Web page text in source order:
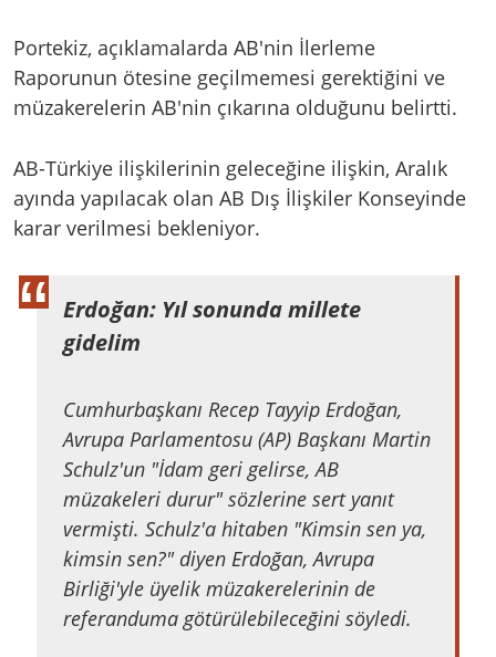
Portekiz, açıklamalarda AB'nin İlerleme
Raporunun ötesine geçilmemesi gerektiğini ve
müzakerelerin AB'nin çıkarına olduğunu belirtti.
AB-Türkiye ilişkilerinin geleceğine ilişkin, Aralık
ayında yapılacak olan AB Dış İlişkiler Konseyinde
karar verilmesi bekleniyor.
Erdoğan: Yıl sonunda millete
gidelim
Cumhurbaşkanı Recep Tayyip Erdoğan,
Avrupa Parlamentosu (AP) Başkanı Martin
Schulz'un "İdam geri gelirse, AB
müzakeleri durur" sözlerine sert yanıt
vermişti. Schulz'a hitaben "Kimsin sen ya,
kimsin sen?" diyen Erdoğan, Avrupa
Birliği'yle üyelik müzakerelerinin de
referanduma götürülebileceğini söyledi.